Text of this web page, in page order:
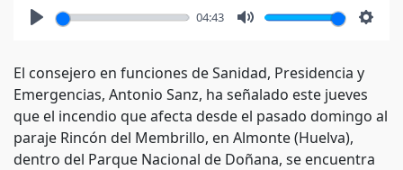
04:43
El consejero en funciones de Sanidad, Presidencia y
Emergencias, Antonio Sanz, ha señalado este jueves
que el incendio que afecta desde el pasado domingo al
paraje Rincón del Membrillo, en Almonte (Huelva),
dentro del Parque Nacional de Doñana, se encuentra